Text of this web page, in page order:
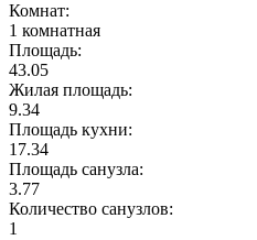
мы в соцсетях
Комнат:
1 комнатная
Площадь:
43.05
Жилая площадь:
9.34
Площадь кухни:
17.34
Площадь санузла:
3.77
Количество санузлов:
1